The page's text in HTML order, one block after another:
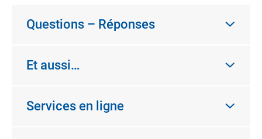
Questions – Réponses
Et aussi…
Services en ligne